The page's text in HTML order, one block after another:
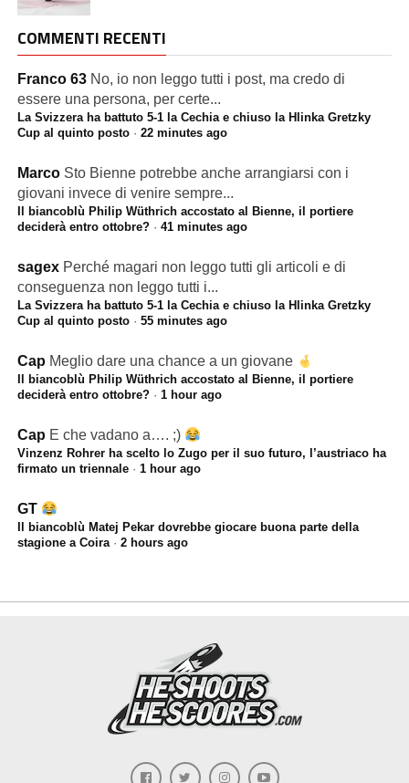
COMMENTI RECENTI
Franco 63 No, io non leggo tutti i post, ma credo di
essere una persona, per certe...
La Svizzera ha battuto 5-1 la Cechia e chiuso la Hlinka Gretzky
Cup al quinto posto· 22 minutes ago
Marco Sto Bienne potrebbe anche arrangiarsi con i
giovani invece di venire sempre...
Il biancoblù Philip Wüthrich accostato al Bienne, il portiere
deciderà entro ottobre?· 41 minutes ago
sagex Perché magari non leggo tutti gli articoli e di
conseguenza non leggo tutti i...
La Svizzera ha battuto 5-1 la Cechia e chiuso la Hlinka Gretzky
Cup al quinto posto· 55 minutes ago
Cap Meglio dare una chance a un giovane
Il biancoblù Philip Wüthrich accostato al Bienne, il portiere
deciderà entro ottobre?· 1 hour ago
Cap E che vadano a…. ;)
Vinzenz Rohrer ha scelto lo Zugo per il suo futuro, l’austriaco ha
firmato un triennale· 1 hour ago
GT
Il biancoblù Matej Pekar dovrebbe giocare buona parte della
stagione a Coira· 2 hours ago